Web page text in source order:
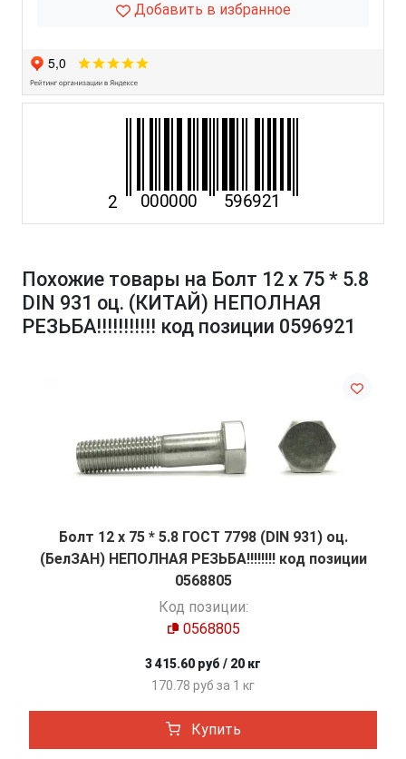
Добавить в избранное
Похожие товары на Болт 12 х 75 * 5.8
DIN 931 оц. (КИТАЙ) НЕПОЛНАЯ
РЕЗЬБА!!!!!!!!!!! код позиции 0596921
Болт 12 х 75 * 5.8 ГОСТ 7798 (DIN 931) оц.
(БелЗАН) НЕПОЛНАЯ РЕЗЬБА!!!!!!!! код позиции
0568805
Код позиции:
0568805
3 415.60 руб / 20 кг
170.78 руб за 1 кг
Купить